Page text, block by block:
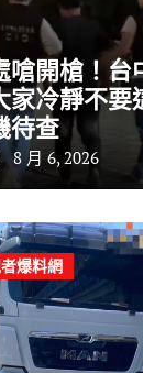
嗆開槍！台
家冷靜不
待查
8 月 6, 2026
爆料網